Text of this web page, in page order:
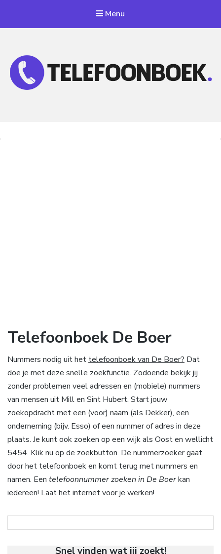
Menu
Telefoonboek De Boer
Nummers nodig uit het telefoonboek van De Boer? Dat
doe je met deze snelle zoekfunctie. Zodoende bekijk jij
zonder problemen veel adressen en (mobiele) nummers
van mensen uit Mill en Sint Hubert. Start jouw
zoekopdracht met een (voor) naam (als Dekker), een
onderneming (bijv. Esso) of een nummer of adres in deze
plaats. Je kunt ook zoeken op een wijk als Oost en wellicht
5454. Klik nu op de zoekbutton. De nummerzoeker gaat
door het telefoonboek en komt terug met nummers en
namen. Een telefoonnummer zoeken in De Boerkan
iedereen! Laat het internet voor je werken!
Snel vinden wat jij zoekt!